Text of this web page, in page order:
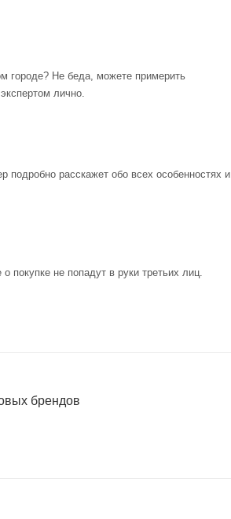
городе? Не беда, можете примерить
лично.
расскажет обо всех особенностях и
покупке не попадут в руки третьих лиц.
брендов